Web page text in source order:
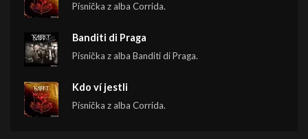
Písnička z alba Corrida.
Banditi di Praga
Písnička z alba Banditi di Praga.
Kdo ví jestli
Písnička z alba Corrida.